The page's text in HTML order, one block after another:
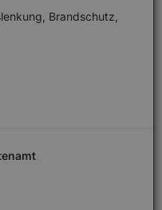
Brandschutz,